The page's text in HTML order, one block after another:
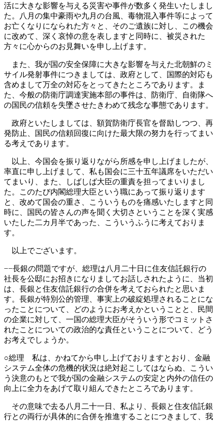
活に大きな影響を与える災害や事件が数多く発生いたしまし
た。八月の集中豪雨や九月の台風、毒物混入事件等によって
お亡くなりになられた方々と、そのご遺族に対し、この機会
に改めて、深く哀悼の意を表しますと同時に、被災された
方々に心からのお見舞いを申し上げます。
また、我が国の安全保障に大きな影響を与えた北朝鮮のミ
サイル発射事件につきましては、政府として、国際的対応も
含めまして万全の対応をとってきたところであります。ま
た、今般の防衛庁調達実施本部の事件は、防衛庁、自衛隊へ
の国民の信頼を失墜させたきわめて残念な事態であります。
政府といたしましては、額賀防衛庁長官を督励しつつ、再
発防止、国民の信頼回復に向けた最大限の努力を行ってまい
る考えであります。
以上、今国会を振り返りながら所感を申し上げましたが、
率直に申し上げまして、私も国会に三十五年議席をいただい
てまいり、また、しばしば大臣の重責を担ってまいりまし
た。このたび内閣総理大臣という職にあって振り返ります
と、改めて国会の重さ、こういうものを痛感いたしますと同
時に、国民の皆さんの声を聞く大切さということを深く実感
いたした二カ月半であった、こういうふうに考えておりま
す。
以上でございます。
−−長銀の問題ですが、総理は八月二十日に住友信託銀行の
社長を公邸にお招きになりましてお話しされたように、当初
は、長銀と住友信託銀行の合併を考えておられたと思いま
す。長銀が特別公的管理、事実上の破綻処理されることにな
ったことについて、どのようにお考えかということと、民間
の企業に対して、一国の総理大臣がそういう形でコミットさ
れたことについての政治的な責任ということについて、どう
お考えでしょうか。
○総理 私は、かねてから申し上げておりますとおり、金融
システム全体の危機的状況は絶対起こしてはならぬ、こうい
う決意のもとで我が国の金融システムの安定と内外の信任の
向上に全力をあげて取り組んできたところであります。
その意味で去る八月二十一日、私より、長銀と住友信託銀
行との両行が具体的に合併を推進することにつきまして、我